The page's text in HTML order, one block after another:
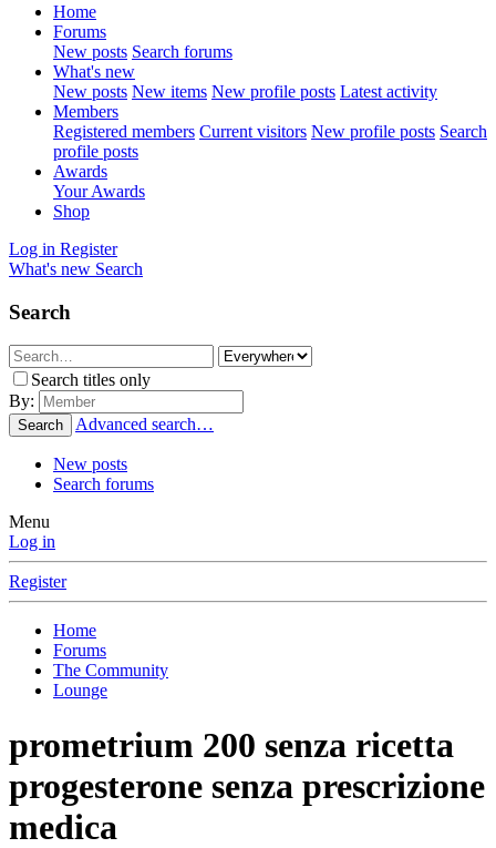
Home
Forums
New posts Search forums
What's new
New posts New items New profile posts Latest activity
Members
Registered members Current visitors New profile posts Search
profile posts
Awards
Your Awards
Shop
Log in Register
What's new Search
Search
Search titles only
By:
Search Advanced search…
New posts
Search forums
Menu
Log in
Register
Home
Forums
The Community
Lounge
prometrium 200 senza ricetta
progesterone senza prescrizione
medica